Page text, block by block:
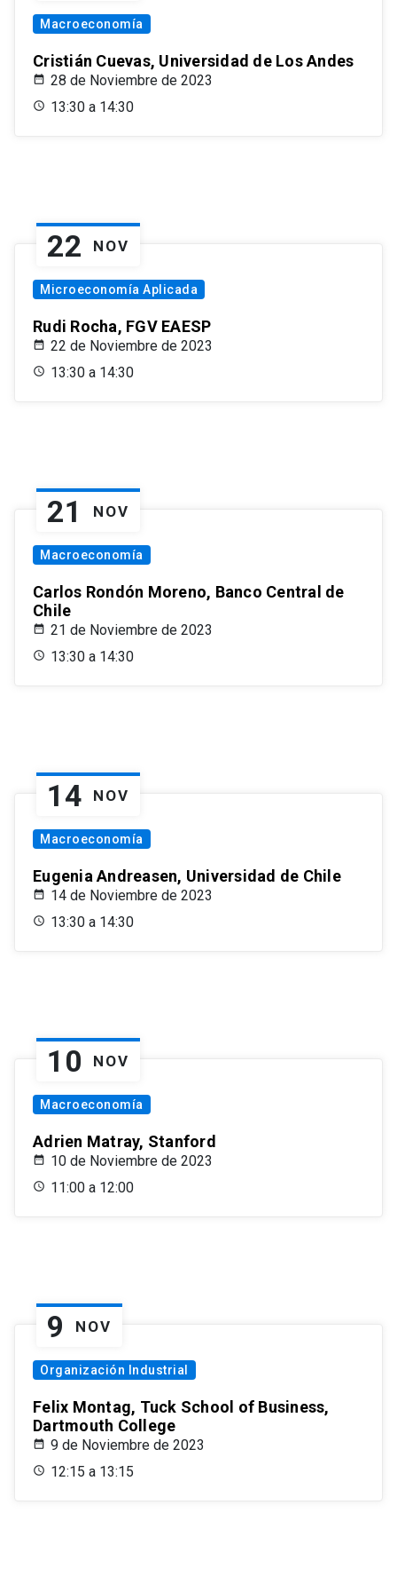
Macroeconomía
Cristián Cuevas, Universidad de Los Andes
28 de Noviembre de 2023
13:30 a 14:30
22 NOV
Microeconomía Aplicada
Rudi Rocha, FGV EAESP
22 de Noviembre de 2023
13:30 a 14:30
21 NOV
Macroeconomía
Carlos Rondón Moreno, Banco Central de
Chile
21 de Noviembre de 2023
13:30 a 14:30
14 NOV
Macroeconomía
Eugenia Andreasen, Universidad de Chile
14 de Noviembre de 2023
13:30 a 14:30
10 NOV
Macroeconomía
Adrien Matray, Stanford
10 de Noviembre de 2023
11:00 a 12:00
9 NOV
Organización Industrial
Felix Montag, Tuck School of Business,
Dartmouth College
9 de Noviembre de 2023
12:15 a 13:15